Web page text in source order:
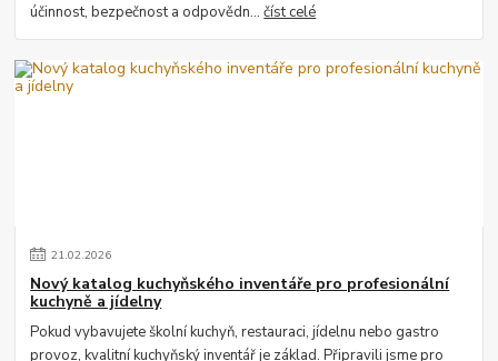
účinnost, bezpečnost a odpovědn...číst celé
21.02.2026
Nový katalog kuchyňského inventáře pro profesionální
kuchyně a jídelny
Pokud vybavujete školní kuchyň, restauraci, jídelnu nebo gastro
provoz, kvalitní kuchyňský inventář je základ. Připravili jsme pro